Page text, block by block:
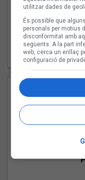
utilitzar dades de
És possible que
personals per motius
disconformitat amb
següents. A la part
web, cerca un enllaç
configuració de